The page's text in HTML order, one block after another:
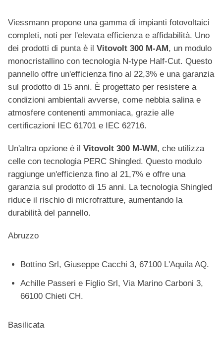
Viessmann propone una gamma di impianti fotovoltaici
completi, noti per l'elevata efficienza e affidabilità. Uno
dei prodotti di punta è il Vitovolt 300 M-AM , un modulo
monocristallino con tecnologia N-type Half-Cut. Questo
pannello offre un'efficienza fino al 22,3% e una garanzia
sul prodotto di 15 anni. È progettato per resistere a
condizioni ambientali avverse, come nebbia salina e
atmosfere contenenti ammoniaca, grazie alle
certificazioni IEC 61701 e IEC 62716.
Un'altra opzione è il Vitovolt 300 M-WM , che utilizza
celle con tecnologia PERC Shingled. Questo modulo
raggiunge un'efficienza fino al 21,7% e offre una
garanzia sul prodotto di 15 anni. La tecnologia Shingled
riduce il rischio di microfratture, aumentando la
durabilità del pannello.
Abruzzo
Bottino Srl, Giuseppe Cacchi 3, 67100 L'Aquila AQ.
Achille Passeri e Figlio Srl, Via Marino Carboni 3,
66100 Chieti CH.
Basilicata